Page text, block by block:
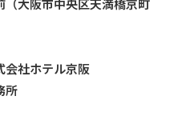
大阪市中央区天満橋京町
社ホテル京阪
所